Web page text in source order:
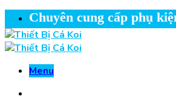
Skip
to
content
Chuyên cung cấp phụ
Menu